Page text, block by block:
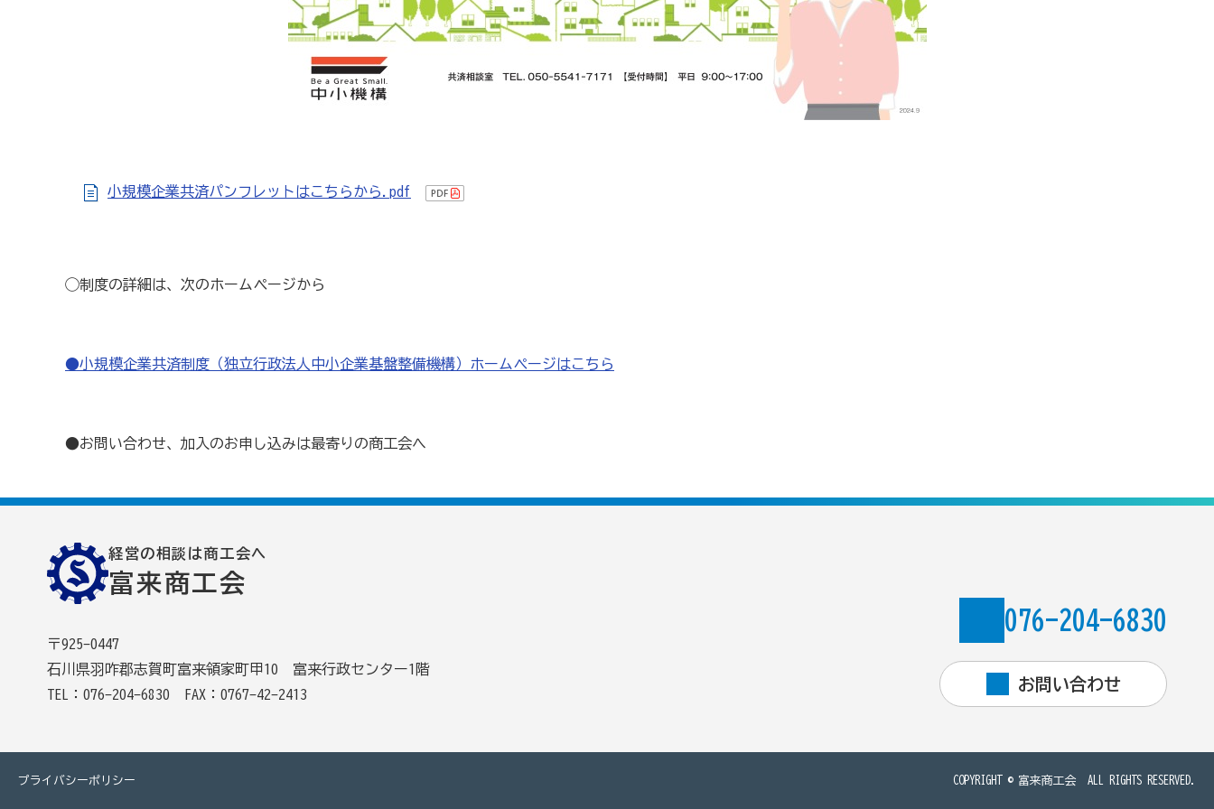
小規模企業共済パンフレットはこちらから.pdf
◯制度の詳細は、次のホームページから
●小規模企業共済制度（独立行政法人中小企業基盤整備機構）ホームページはこちら
●お問い合わせ、加入のお申し込みは最寄りの商工会へ
経営の相談は商工会へ
富来商工会
〒925-0447
石川県羽咋郡志賀町富来領家町甲10 富来行政センター1階
TEL：076-204-6830
FAX：0767-42-2413
お問い合わせ
076-204-6830
プライバシーポリシー COPYRIGHT © 富来商工会 ALL RIGHTS RESERVED.